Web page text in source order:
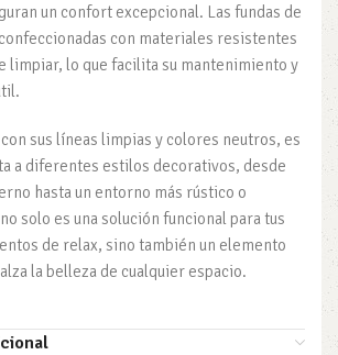
un confort excepcional. Las fundas de
con materiales resistentes
limpiar, lo que facilita su mantenimiento y
sus líneas limpias y colores neutros, es
a diferentes estilos decorativos, desde
hasta un entorno más rústico o
solo es una solución funcional para tus
de relax, sino también un elemento
la belleza de cualquier espacio.